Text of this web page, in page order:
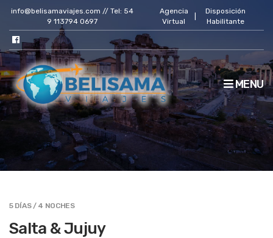
info@belisamaviajes.com // Tel: 54
9 113794 0697
Agencia
Virtual
Disposición
Habilitante
MENU
5 DÍAS / 4 NOCHES
Salta & Jujuy